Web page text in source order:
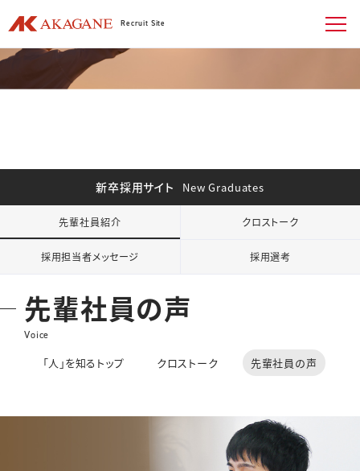
Recruit Site
新卒採用サイト New Graduates
先輩社員紹介 クロストーク
採用担当者メッセージ 採用選考
先輩社員の声
Voice
「人」を知るトップ クロストーク 先輩社員の声